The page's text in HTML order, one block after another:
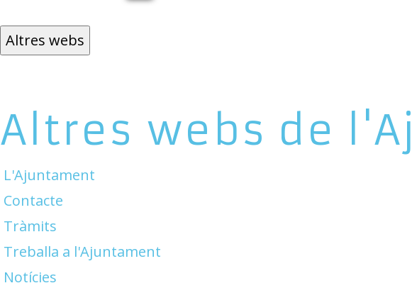
Altres webs
Altres webs de
L'Ajuntament
Contacte
Tràmits
Treballa a l'Ajuntament
Notícies